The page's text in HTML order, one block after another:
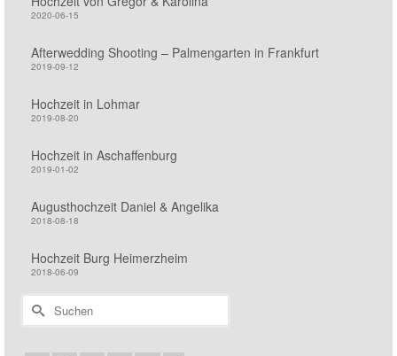
2020-06-15
Afterwedding Shooting – Palmengarten in Frankfurt
2019-09-12
Hochzeit in Lohmar
2019-08-20
Hochzeit in Aschaffenburg
2019-01-02
Augusthochzeit Daniel & Angelika
2018-08-18
Hochzeit Burg Heimerzheim
2018-06-09
Suchen
nach: